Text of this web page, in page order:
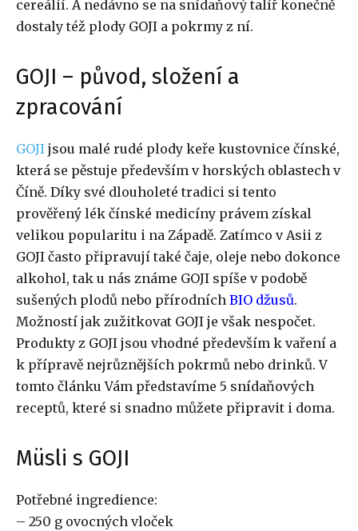
cereálií. A nedávno se na snídaňový talíř konečně
dostaly též plody GOJI a pokrmy z ní.
GOJI – původ, složení a
zpracování
GOJI jsou malé rudé plody keře kustovnice čínské,
která se pěstuje především v horských oblastech v
Číně. Díky své dlouholeté tradici si tento
prověřený lék čínské medicíny právem získal
velikou popularitu i na Západě. Zatímco v Asii z
GOJI často připravují také čaje, oleje nebo dokonce
alkohol, tak u nás známe GOJI spíše v podobě
sušených plodů nebo přírodních BIO džusů.
Možností jak zužitkovat GOJI je však nespočet.
Produkty z GOJI jsou vhodné především k vaření a
k přípravě nejrůznějších pokrmů nebo drinků. V
tomto článku Vám představíme 5 snídaňových
receptů, které si snadno můžete připravit i doma.
Müsli s GOJI
Potřebné ingredience:
– 250 g ovocných vloček